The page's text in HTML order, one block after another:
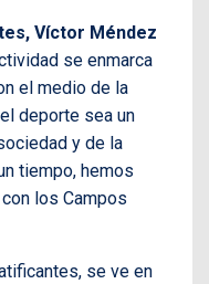
Víctor Méndez
se enmarca
el medio de la
deporte sea un
y de la
tiempo, hemos
los Campos
se ve en